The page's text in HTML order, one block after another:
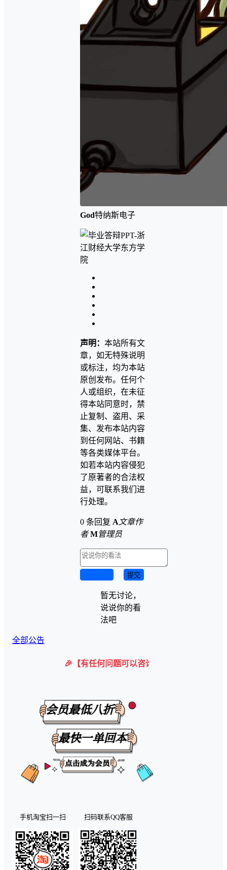
God特纳斯电子
声明： 本站所有文
章，如无特殊说明
或标注，均为本站
原创发布。任何个
人或组织，在未征
得本站同意时，禁
止复制、盗用、采
集、发布本站内容
到任何网站、书籍
等各类媒体平台。
如若本站内容侵犯
了原著者的合法权
益，可联系我们进
行处理。
0 条回复 A 文章作
者 M管理员
提交
暂无讨论，
说说你的看
法吧
全部公告
🎉【有任何问题可以咨询微信客服】 购买后在下载界面
手机淘宝扫一扫 扫码联系QQ客服